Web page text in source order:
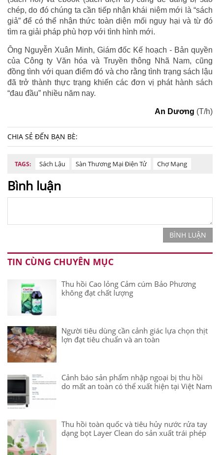
chép, do đó chúng ta cần tiếp nhận khái niệm mới là “sách
giả” để có thể nhận thức toàn diện mối nguy hại và từ đó
tìm ra giải pháp phù hợp với tình hình mới.
Ông Nguyễn Xuân Minh, Giám đốc Kế hoạch - Bản quyền
của Công ty Văn hóa và Truyền thông Nhã Nam, cũng
đồng tình với quan điểm đó và cho rằng tình trạng sách lậu
đã trở thành thực trạng khiến các đơn vị phát hành sách
“đau đầu” nhiều năm nay.
An Dương (T/h)
CHIA SẺ ĐẾN BẠN BÈ:
TAGS: Sách Lậu Sàn Thương Mại Điện Tử Chợ Mạng
Bình luận
BÌNH LUẬN
TIN CÙNG CHUYÊN MỤC
Thu hồi Cao lỏng Cảm cúm Bảo Phương
không đạt chất lượng
Người tiêu dùng cần cảnh giác lựa chọn thịt
lợn đạt tiêu chuẩn và an toàn
Cảnh báo sản phẩm nhập ngoại bị thu hồi
do mất an toàn có thể xuất hiện tại Việt Nam
Thu hồi toàn quốc và tiêu hủy nước rửa tay
dạng bọt Layer Clean do sản xuất trái phép